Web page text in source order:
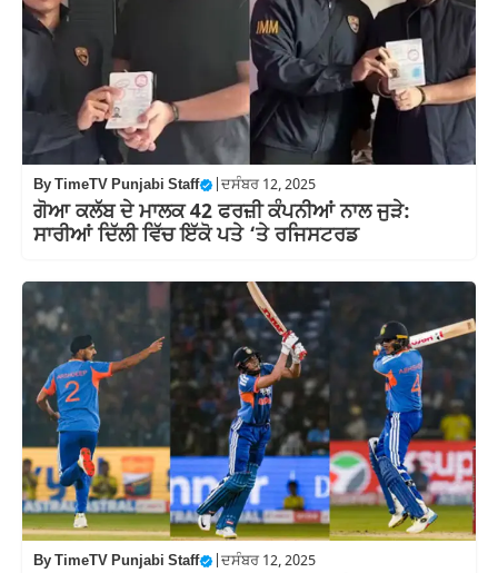
ByTimeTV Punjabi Staff ਦਸੰਬਰ 12, 2025
ਗੋਆ ਕਲੱਬ ਦੇ ਮਾਲਕ 42 ਫਰਜ਼ੀ ਕੰਪਨੀਆਂ ਨਾਲ ਜੁੜੇ:
ਸਾਰੀਆਂ ਦਿੱਲੀ ਵਿੱਚ ਇੱਕੋ ਪਤੇ ‘ਤੇ ਰਜਿਸਟਰਡ
ByTimeTV Punjabi Staff ਦਸੰਬਰ 12, 2025